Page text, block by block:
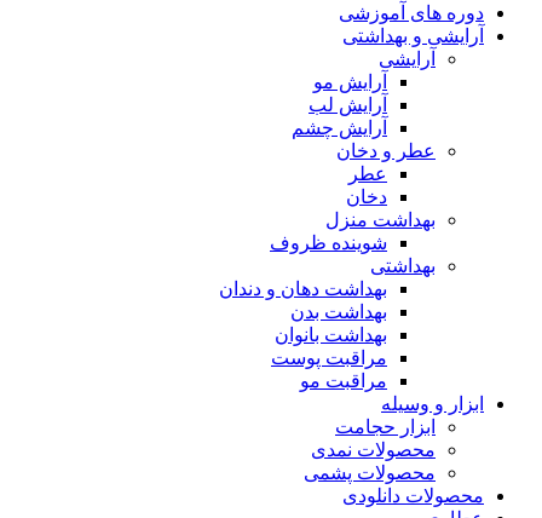
دوره های آموزشی
آرایشی و بهداشتی
آرایشی
آرایش مو
آرایش لب
آرایش چشم
عطر و دخان
عطر
دخان
بهداشت منزل
شوینده ظروف
بهداشتی
بهداشت دهان و دندان
بهداشت بدن
بهداشت بانوان
مراقبت پوست
مراقبت مو
ابزار و وسیله
ابزار حجامت
محصولات نمدی
محصولات پشمی
محصولات دانلودی